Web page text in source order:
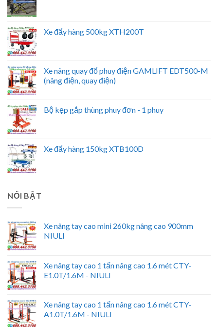
Xe đẩy hàng 500kg XTH200T
Xe nâng quay đổ phuy điện GAMLIFT EDT500-M
(nâng điện, quay điện)
Bộ kẹp gắp thùng phuy đơn - 1 phuy
Xe đẩy hàng 150kg XTB100D
NỔI BẬT
Xe nâng tay cao mini 260kg nâng cao 900mm
NIULI
Xe nâng tay cao 1 tấn nâng cao 1.6 mét CTY-
E1.0T/1.6M - NIULI
Xe nâng tay cao 1 tấn nâng cao 1.6 mét CTY-
A1.0T/1.6M - NIULI